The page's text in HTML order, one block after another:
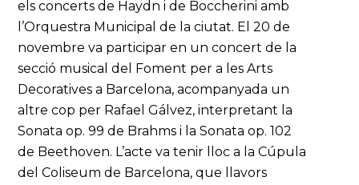
els concerts de Haydn i de Boccherini amb
l’Orquestra Municipal de la ciutat. El 20 de
novembre va participar en un concert de la
secció musical del Foment per a les Arts
Decoratives a Barcelona, acompanyada un
altre cop per Rafael Gálvez, interpretant la
Sonata op. 99 de Brahms i la Sonata op. 102
de Beethoven. L’acte va tenir lloc a la Cúpula
del Coliseum de Barcelona, que llavors